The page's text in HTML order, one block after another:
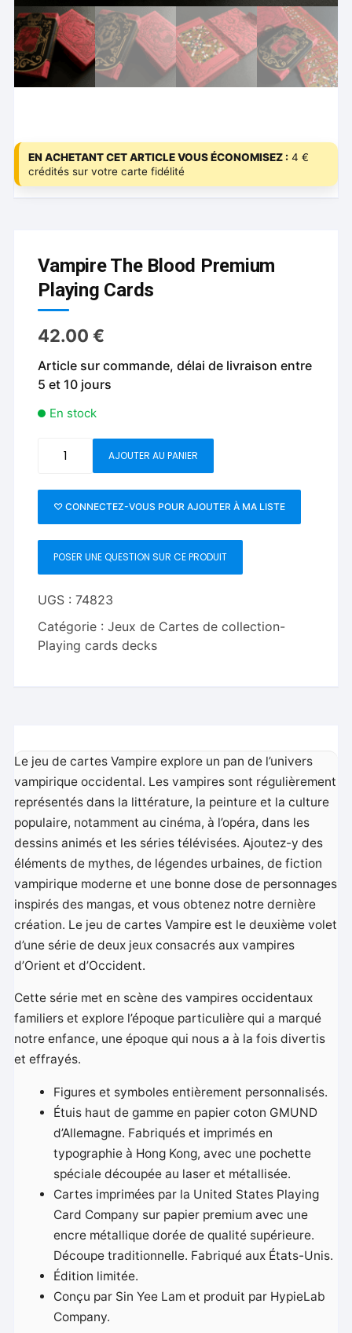
EN ACHETANT CET ARTICLE VOUS ÉCONOMISEZ : 4 €
crédités sur votre carte fidélité
Vampire The Blood Premium
Playing Cards
42.00€
Article sur commande, délai de livraison entre
5 et 10 jours
En stock
The
Blood
Premium
Playing
Cards
AJOUTER AU PANIER
♡ CONNECTEZ-VOUS POUR AJOUTER À MA LISTE
POSER UNE QUESTION SUR CE PRODUIT
UGS :74823
Catégorie :Jeux de Cartes de collection-
Playing cards decks
Le jeu de cartes Vampire explore un pan de l’univers
vampirique occidental. Les vampires sont régulièrement
représentés dans la littérature, la peinture et la culture
populaire, notamment au cinéma, à l’opéra, dans les
dessins animés et les séries télévisées. Ajoutez-y des
éléments de mythes, de légendes urbaines, de fiction
vampirique moderne et une bonne dose de personnages
inspirés des mangas, et vous obtenez notre dernière
création. Le jeu de cartes Vampire est le deuxième volet
d’une série de deux jeux consacrés aux vampires
d’Orient et d’Occident.
Cette série met en scène des vampires occidentaux
familiers et explore l’époque particulière qui a marqué
notre enfance, une époque qui nous a à la fois divertis
et effrayés.
Figures et symboles entièrement personnalisés.
Étuis haut de gamme en papier coton GMUND
d’Allemagne. Fabriqués et imprimés en
typographie à Hong Kong, avec une pochette
spéciale découpée au laser et métallisée.
Cartes imprimées par la United States Playing
Card Company sur papier premium avec une
encre métallique dorée de qualité supérieure.
Découpe traditionnelle. Fabriqué aux États-Unis.
Édition limitée.
Conçu par Sin Yee Lam et produit par HypieLab
Company.